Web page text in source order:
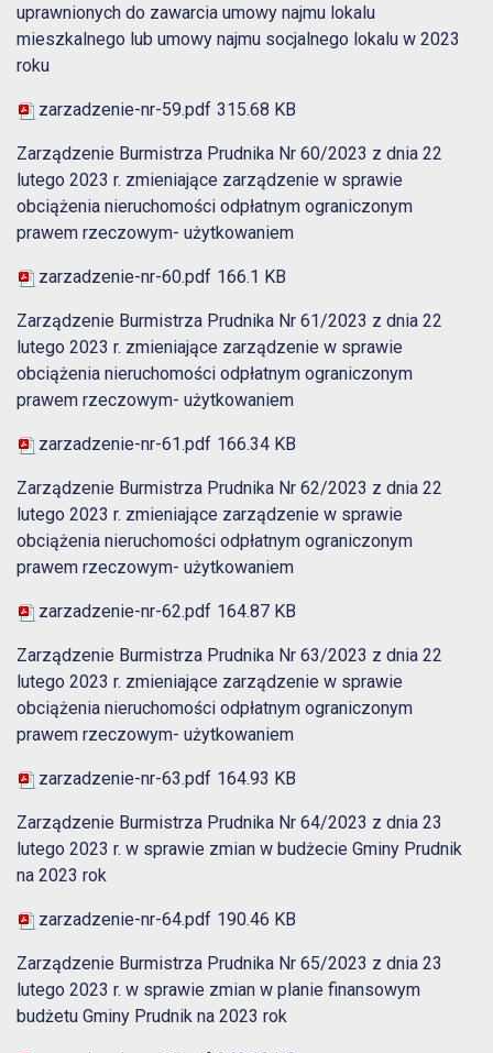
uprawnionych do zawarcia umowy najmu lokalu
mieszkalnego lub umowy najmu socjalnego lokalu w 2023
roku
zarzadzenie-nr-59.pdf 315.68 KB
Zarządzenie Burmistrza Prudnika Nr 60/2023 z dnia 22
lutego 2023 r. zmieniające zarządzenie w sprawie
obciążenia nieruchomości odpłatnym ograniczonym
prawem rzeczowym- użytkowaniem
zarzadzenie-nr-60.pdf 166.1 KB
Zarządzenie Burmistrza Prudnika Nr 61/2023 z dnia 22
lutego 2023 r. zmieniające zarządzenie w sprawie
obciążenia nieruchomości odpłatnym ograniczonym
prawem rzeczowym- użytkowaniem
zarzadzenie-nr-61.pdf 166.34 KB
Zarządzenie Burmistrza Prudnika Nr 62/2023 z dnia 22
lutego 2023 r. zmieniające zarządzenie w sprawie
obciążenia nieruchomości odpłatnym ograniczonym
prawem rzeczowym- użytkowaniem
zarzadzenie-nr-62.pdf 164.87 KB
Zarządzenie Burmistrza Prudnika Nr 63/2023 z dnia 22
lutego 2023 r. zmieniające zarządzenie w sprawie
obciążenia nieruchomości odpłatnym ograniczonym
prawem rzeczowym- użytkowaniem
zarzadzenie-nr-63.pdf 164.93 KB
Zarządzenie Burmistrza Prudnika Nr 64/2023 z dnia 23
lutego 2023 r. w sprawie zmian w budżecie Gminy Prudnik
na 2023 rok
zarzadzenie-nr-64.pdf 190.46 KB
Zarządzenie Burmistrza Prudnika Nr 65/2023 z dnia 23
lutego 2023 r. w sprawie zmian w planie finansowym
budżetu Gminy Prudnik na 2023 rok